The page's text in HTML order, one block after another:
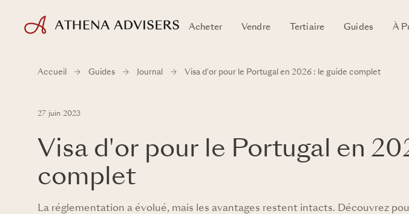
Acheter Vendre Tertiaire Guides À
Accueil Guides Journal Visa d'or pour le Portugal en 2026 : le guide complet
27 juin 2023
Visa d'or pour le Portugal en
complet
La réglementation a évolué, mais les avantages restent intacts. Découvrez